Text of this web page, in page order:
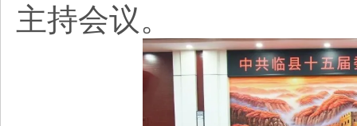
主持会议。